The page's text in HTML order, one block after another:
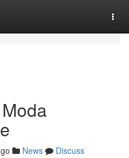
News
Discuss